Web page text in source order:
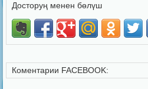
Досторуң менен бөлүш
Коментарии FACEBOOK: